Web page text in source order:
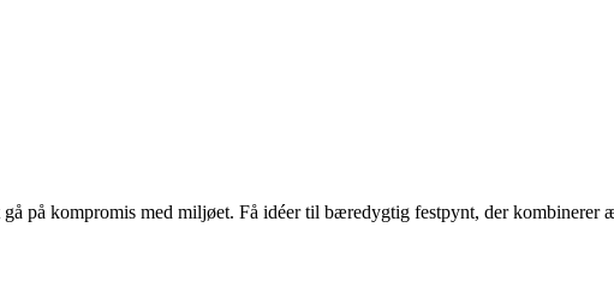
på kompromis med miljøet. Få idéer til bæredygtig festpynt, der